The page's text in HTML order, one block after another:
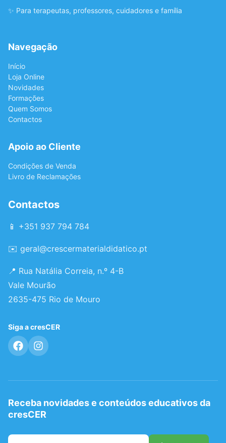
✨ Para terapeutas, professores, cuidadores e família
Navegação
Início
Loja Online
Novidades
Formações
Quem Somos
Contactos
Apoio ao Cliente
Condições de Venda
Livro de Reclamações
Contactos
📱 +351 937 794 784
✉️ geral@crescermaterialdidatico.pt
📍 Rua Natália Correia, n.º 4-B
Vale Mourão
2635-475 Rio de Mouro
Siga a cresCER
Receba novidades e conteúdos educativos da
cresCER